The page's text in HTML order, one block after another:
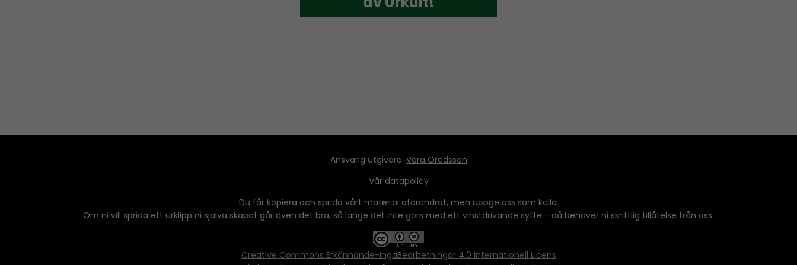
Ansvarig utgivare: Vera Oredsson
Vår datapolicy
Du får kopiera och sprida vårt material oförändrat, men uppge oss som källa.
Om ni vill sprida ett urklipp ni själva skapat går även det bra, så länge det inte görs med ett vinstdrivande syfte - då behöver ni skriftlig tillåtelse från oss.
Creative Commons Erkännande-IngaBearbetningar 4.0 Internationell Licens